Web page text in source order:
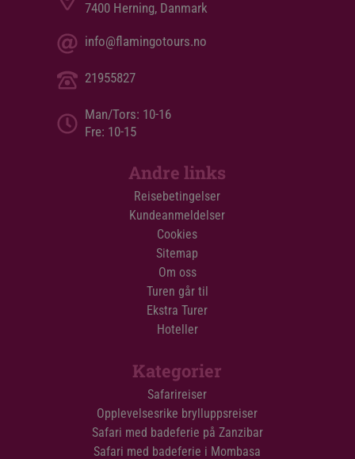
7400 Herning, Danmark
info@flamingotours.no
21955827
Man/Tors: 10-16
Fre: 10-15
Andre links
Reisebetingelser
Kundeanmeldelser
Cookies
Sitemap
Om oss
Turen går til
Ekstra Turer
Hoteller
Kategorier
Safarireiser
Opplevelsesrike brylluppsreiser
Safari med badeferie på Zanzibar
Safari med badeferie i Mombasa